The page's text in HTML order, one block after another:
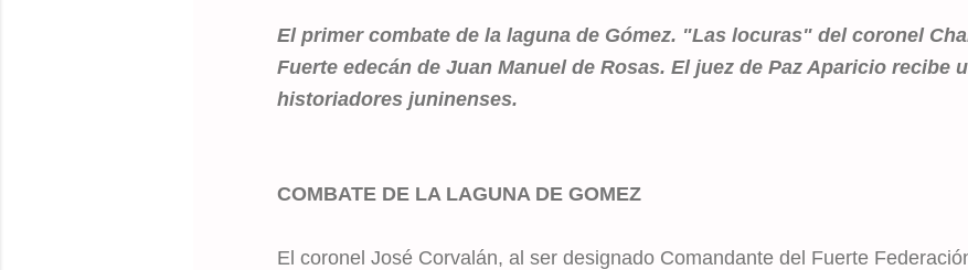
El primer combate de la laguna de Gómez. "Las locuras" del coronel
Fuerte edecán de Juan Manuel de Rosas. El juez de Paz Aparicio recibe
historiadores juninenses.
COMBATE DE LA LAGUNA DE GOMEZ
El coronel José Corvalán, al ser designado Comandante del Fuerte